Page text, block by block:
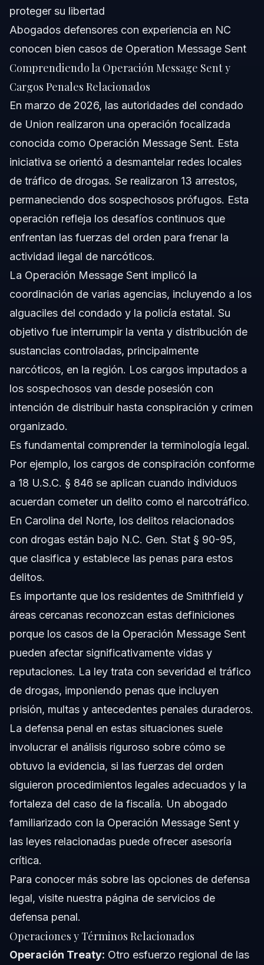
proteger su libertad
Abogados defensores con experiencia en NC
conocen bien casos de Operation Message Sent
Comprendiendo la Operación Message Sent y
Cargos Penales Relacionados
En marzo de 2026, las autoridades del condado
de Union realizaron una operación focalizada
conocida como Operación Message Sent. Esta
iniciativa se orientó a desmantelar redes locales
de tráfico de drogas. Se realizaron 13 arrestos,
permaneciendo dos sospechosos prófugos. Esta
operación refleja los desafíos continuos que
enfrentan las fuerzas del orden para frenar la
actividad ilegal de narcóticos.
La Operación Message Sent implicó la
coordinación de varias agencias, incluyendo a los
alguaciles del condado y la policía estatal. Su
objetivo fue interrumpir la venta y distribución de
sustancias controladas, principalmente
narcóticos, en la región. Los cargos imputados a
los sospechosos van desde posesión con
intención de distribuir hasta conspiración y crimen
organizado.
Es fundamental comprender la terminología legal.
Por ejemplo, los cargos de conspiración conforme
a 18 U.S.C. § 846 se aplican cuando individuos
acuerdan cometer un delito como el narcotráfico.
En Carolina del Norte, los delitos relacionados
con drogas están bajo N.C. Gen. Stat § 90-95,
que clasifica y establece las penas para estos
delitos.
Es importante que los residentes de Smithfield y
áreas cercanas reconozcan estas definiciones
porque los casos de la Operación Message Sent
pueden afectar significativamente vidas y
reputaciones. La ley trata con severidad el tráfico
de drogas, imponiendo penas que incluyen
prisión, multas y antecedentes penales duraderos.
La defensa penal en estas situaciones suele
involucrar el análisis riguroso sobre cómo se
obtuvo la evidencia, si las fuerzas del orden
siguieron procedimientos legales adecuados y la
fortaleza del caso de la fiscalía. Un abogado
familiarizado con la Operación Message Sent y
las leyes relacionadas puede ofrecer asesoría
crítica.
Para conocer más sobre las opciones de defensa
legal, visite nuestra página de servicios de
defensa penal.
Operaciones y Términos Relacionados
Operación Treaty: Otro esfuerzo regional de las